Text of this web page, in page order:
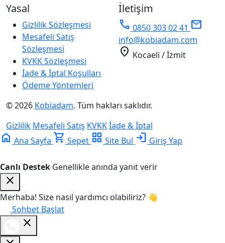
Yasal
Gizlilik Sözleşmesi
Mesafeli Satış
Sözleşmesi
KVKK Sözleşmesi
İade & İptal Koşulları
Ödeme Yöntemleri
İletişim
phone 0850 303 02 41 mail
info@kobiadam.com
location_on Kocaeli / İzmit
© 2026 Kobiadam. Tüm hakları saklıdır.
Gizlilik Mesafeli Satış KVKKİade & İptal
home Ana Sayfa shopping_cart Sepet grid_view Site Bul login Giriş Yap
Canlı Destek Genellikle anında yanıt verir
close
Merhaba! Size nasıl yardımcı olabiliriz? 👋
Sohbet Başlat
close